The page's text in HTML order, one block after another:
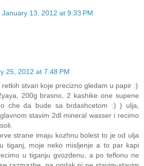
January 13, 2012 at 9:33 PM
25, 2012 at 7:48 PM
stvari koje precizno gledam u papir :)
200g brasno, 2 kashike one supene
che da bude sa brdashcetom :) ) ulja,
stavim 2dl mineral wasser i recimo
strane imaju kozhnu bolest to je od ulja
tiganj, moje neko misljenje a to par kapi
u tiganju gvozdenu, a po teflonu ne